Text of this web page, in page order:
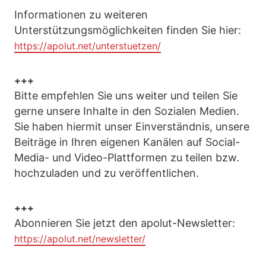
Informationen zu weiteren
Unterstützungsmöglichkeiten finden Sie hier:
https://apolut.net/unterstuetzen/
+++
Bitte empfehlen Sie uns weiter und teilen Sie
gerne unsere Inhalte in den Sozialen Medien.
Sie haben hiermit unser Einverständnis, unsere
Beiträge in Ihren eigenen Kanälen auf Social-
Media- und Video-Plattformen zu teilen bzw.
hochzuladen und zu veröffentlichen.
+++
Abonnieren Sie jetzt den apolut-Newsletter:
https://apolut.net/newsletter/